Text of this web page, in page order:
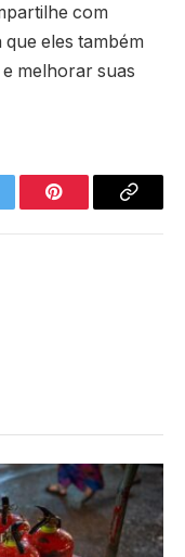
com
eles também
melhorar suas
Pinterest Copy